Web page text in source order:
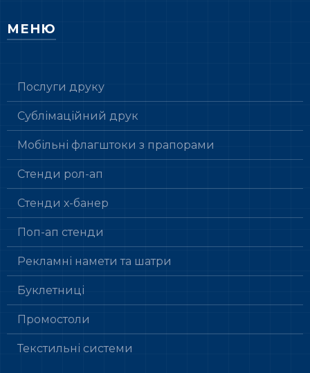
МЕНЮ
Послуги друку
Сублімаційний друк
Мобільні флагштоки з прапорами
Стенди рол-ап
Стенди х-банер
Поп-ап стенди
Рекламні намети та шатри
Буклетниці
Промостоли
Текстильні системи